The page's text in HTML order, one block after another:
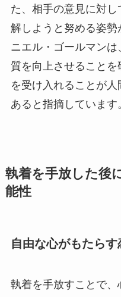
た、相手の意見に対
解しようと努める姿
ニエル・ゴールマン
質を向上させること
を受け入れることが
あると指摘しています
執着を手放した後
能性
自由な心がもたら
執着を手放すことで